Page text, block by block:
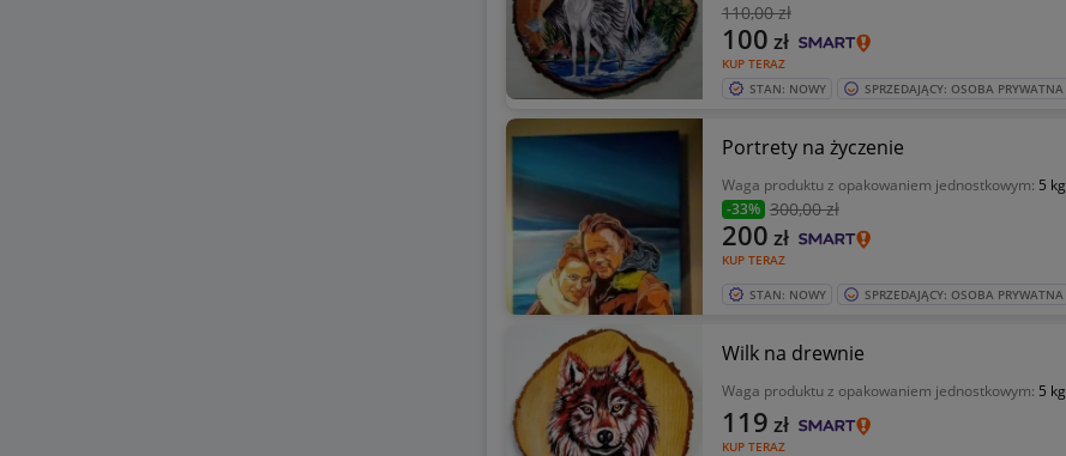
110,00 zł
KUP TERAZ
100 zł
STAN: NOWY SPRZEDAJĄCY: OSOBA PRYWATNA
Portrety na życzenie
Waga produktu z opakowaniem jednostkowym: 5 kg
-33% 300,00 zł
KUP TERAZ
200 zł
STAN: NOWY SPRZEDAJĄCY: OSOBA PRYWATNA
Wilk na drewnie
Waga produktu z opakowaniem jednostkowym: 5 kg
KUP TERAZ
119 zł